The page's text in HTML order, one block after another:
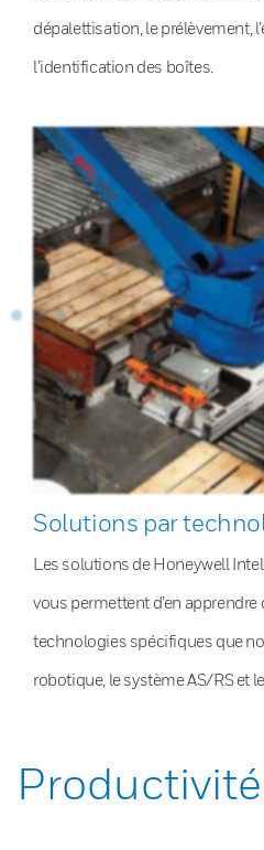
dépalettisation, le prélèvement,
l’identification des boîtes.
Solutions par
Les solutions de Honeywell
vous permettent d’en apprendre
technologies spécifiques que
robotique, le système AS/RS et
Productivité